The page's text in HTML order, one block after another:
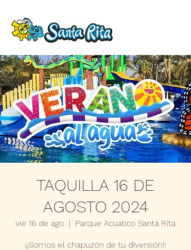
TAQUILLA 16 DE
AGOSTO 2024
vie 16 de ago
  |
Parque Acuatico Santa Rita
¡¡Somos el chapuzón de tu diversión!!